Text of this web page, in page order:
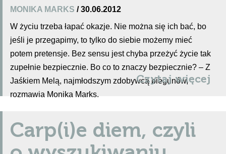
MONIKA MARKS / 30.06.2012
W życiu trzeba łapać okazje. Nie można się ich bać, bo
jeśli je przegapimy, to tylko do siebie możemy mieć
potem pretensje. Bez sensu jest chyba przeżyć życie tak
zupełnie bezpiecznie. Bo co to znaczy bezpiecznie? – Z
Jaśkiem Melą, najmłodszym zdobywcą biegunów,
rozmawia Monika Marks.
Czytaj więcej
Carp(i)e diem, czyli